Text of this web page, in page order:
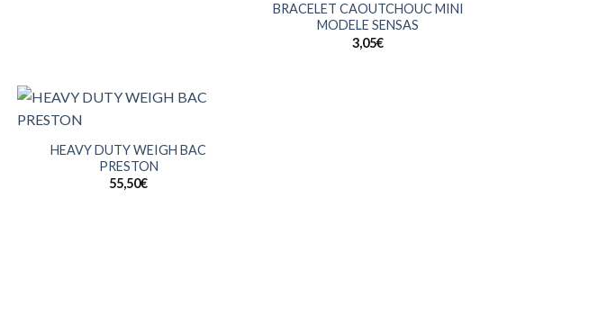
BRACELET CAOUTCHOUC MINI
MODELE SENSAS
3,05€
+
HEAVY DUTY WEIGH BAC
PRESTON
55,50€